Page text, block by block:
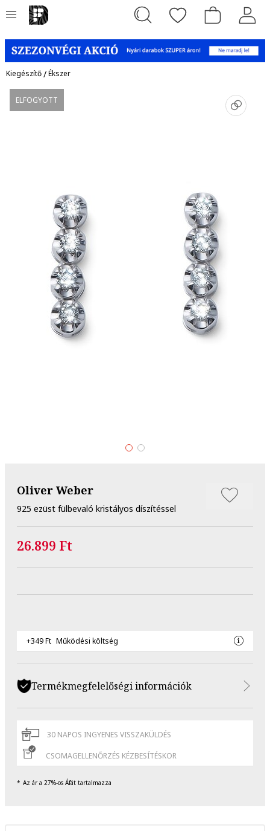
Kiegészítő/Ékszer
ELFOGYOTT
Oliver Weber
925 ezüst fülbevaló kristályos díszítéssel
26.899 Ft
+349 Ft Működési költség
Termékmegfelelőségi információk
30 NAPOS INGYENES VISSZAKÜLDÉS
CSOMAGELLENŐRZÉS KÉZBESÍTÉSKOR
Az ár a 27%-os Áfát tartalmazza